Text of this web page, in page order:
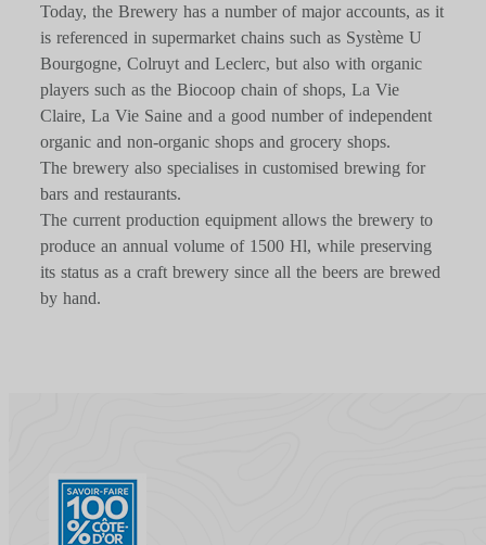
Today, the Brewery has a number of major accounts, as it
is referenced in supermarket chains such as Système U
Bourgogne, Colruyt and Leclerc, but also with organic
players such as the Biocoop chain of shops, La Vie
Claire, La Vie Saine and a good number of independent
organic and non-organic shops and grocery shops.
The brewery also specialises in customised brewing for
bars and restaurants.
The current production equipment allows the brewery to
produce an annual volume of 1500 Hl, while preserving
its status as a craft brewery since all the beers are brewed
by hand.